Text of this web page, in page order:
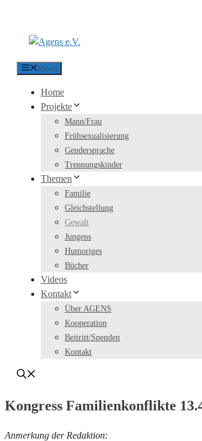
Menü
Home
Projekte
Mann/Frau
Frühsexualisierung
Gendersprache
Trennungskinder
Themen
Familie
Gleichstellung
Gewalt
Jungens
Humoriges
Bücher
Videos
Kontakt
Über AGENS
Kooperation
Beitritt/Spenden
Kontakt
Kongress Familienkonflikte
Anmerkung der Redaktion: